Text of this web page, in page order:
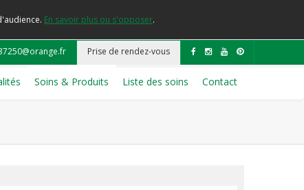
En savoir plus ou s'opposer.
Prise de rendez-vous
Soins & Produits Liste des soins Contact